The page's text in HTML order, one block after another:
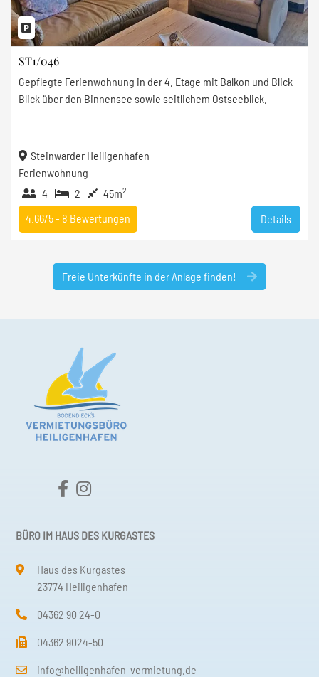
ST1/046
Gepflegte Ferienwohnung in der 4. Etage mit Balkon und Blick
Blick über den Binnensee sowie seitlichem Ostseeblick.
Steinwarder Heiligenhafen
Ferienwohnung
4
2 45m2
Details
4.66/5 - 8 Bewertungen
Freie Unterkünfte in der Anlage finden!
BÜRO IM HAUS DES KURGASTES
Haus des Kurgastes
23774 Heiligenhafen
04362 90 24-0
04362 9024-50
info@heiligenhafen-vermietung.de